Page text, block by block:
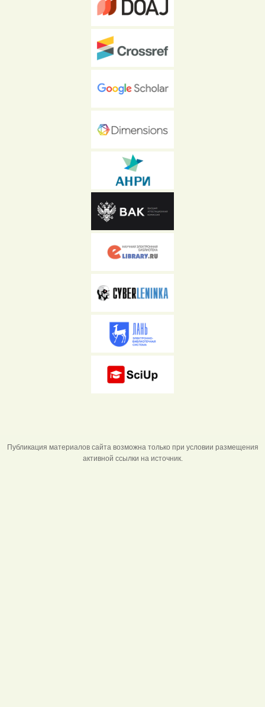
Публикация материалов сайта возможна только при условии размещения
активной ссылки на источник.